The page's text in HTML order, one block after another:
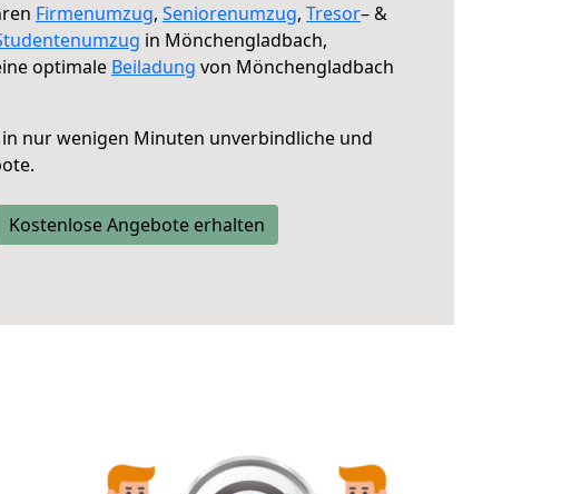
Firmenumzug, Seniorenumzug, Tresor– &
in Mönchengladbach,
optimale Beiladung von Mönchengladbach
in nur wenigen Minuten unverbindliche und
Kostenlose Angebote erhalten